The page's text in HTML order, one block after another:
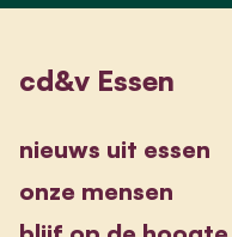
cd&v Essen
nieuws uit essen
onze mensen